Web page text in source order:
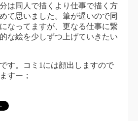
は同人で描くより仕事で描く方
て思いました。筆が遅いので同
なってますが、更なる仕事に繋
な絵を少しずつ上げていきたい
す。コミ1には顔出しますので
すー；